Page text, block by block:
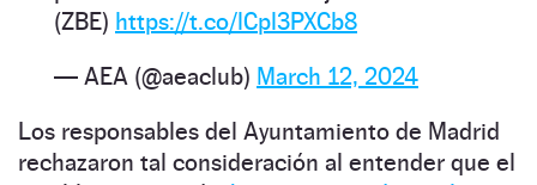
(ZBE) https://t.co/lCpl3PXCb8
— AEA (@aeaclub) March 12, 2024
Los responsables del Ayuntamiento de Madrid
rechazaron tal consideración al entender que el